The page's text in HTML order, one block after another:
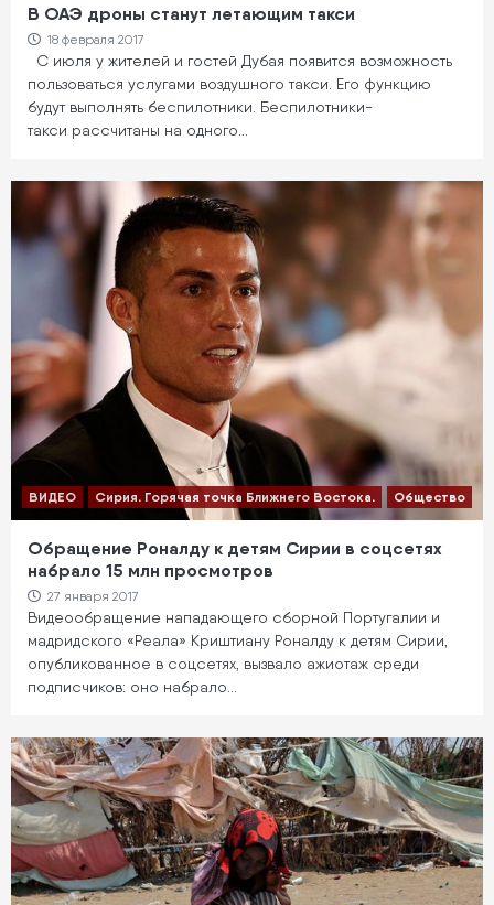
В ОАЭ дроны станут летающим такси
18 февраля 2017
С июля у жителей и гостей Дубая появится возможность
пользоваться услугами воздушного такси. Его функцию
будут выполнять беспилотники. Беспилотники-
такси рассчитаны на одного…
ВИДЕО Сирия. Горячая точка Ближнего Востока. Общество
Обращение Роналду к детям Сирии в соцсетях
набрало 15 млн просмотров
27 января 2017
Видеообращение нападающего сборной Португалии и
мадридского «Реала» Криштиану Роналду к детям Сирии,
опубликованное в соцсетях, вызвало ажиотаж среди
подписчиков: оно набрало…